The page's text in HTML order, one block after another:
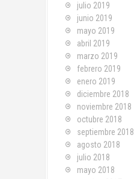
julio 2019
junio 2019
mayo 2019
abril 2019
marzo 2019
febrero 2019
enero 2019
diciembre 2018
noviembre 2018
octubre 2018
septiembre 2018
agosto 2018
julio 2018
mayo 2018